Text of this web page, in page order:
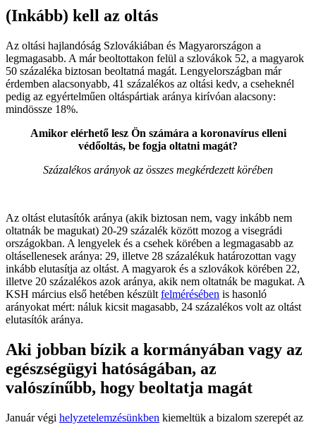
(Inkább) kell az oltás
Az oltási hajlandóság Szlovákiában és Magyarországon a
legmagasabb. A már beoltottakon felül a szlovákok 52, a magyarok
50 százaléka biztosan beoltatná magát. Lengyelországban már
érdemben alacsonyabb, 41 százalékos az oltási kedv, a cseheknél
pedig az egyértelműen oltáspártiak aránya kirívóan alacsony:
mindössze 18%.
Amikor elérhető lesz Ön számára a koronavírus elleni
védőoltás, be fogja oltatni magát?
Százalékos arányok az összes megkérdezett körében
Az oltást elutasítók aránya (akik biztosan nem, vagy inkább nem
oltatnák be magukat) 20-29 százalék között mozog a visegrádi
országokban. A lengyelek és a csehek körében a legmagasabb az
oltásellenesek aránya: 29, illetve 28 százalékuk határozottan vagy
inkább elutasítja az oltást. A magyarok és a szlovákok körében 22,
illetve 20 százalékos azok aránya, akik nem oltatnák be magukat. A
KSH március első hetében készült felmérésében is hasonló
arányokat mért: náluk kicsit magasabb, 24 százalékos volt az oltást
elutasítók aránya.
Aki jobban bízik a kormányában vagy az
egészségügyi hatóságában, az
valószínűbb, hogy beoltatja magát
Január végi helyzetelemzésünkben kiemeltük a bizalom szerepét az